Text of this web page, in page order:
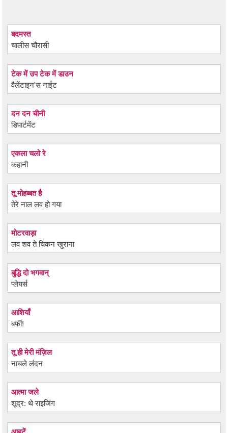
बदमस्त
चालीस चौरासी
टेक में उप टेक में डाउन
वैलेंटाइन'स नाईट
दन दन चीनी
डिपार्टमेंट
एकला चलो रे
कहानी
तू मोहब्बत है
तेरे नाल लव हो गया
मोटरवाड़ा
लव शव ते चिकन खुराना
बुद्धि दो भगवान्
प्लेयर्स
आशियाँ
बर्फी!
तू ही मेरी मंज़िल
नाचले लंदन
आत्मा जले
शूद्र: थे राइजिंग